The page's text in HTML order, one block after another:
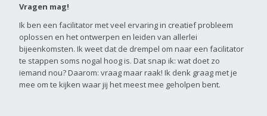
Vragen mag!
Ik ben een facilitator met veel ervaring in creatief probleem
oplossen en het ontwerpen en leiden van allerlei
bijeenkomsten. Ik weet dat de drempel om naar een facilitator
te stappen soms nogal hoog is. Dat snap ik: wat doet zo
iemand nou? Daarom: vraag maar raak! Ik denk graag met je
mee om te kijken waar jij het meest mee geholpen bent.